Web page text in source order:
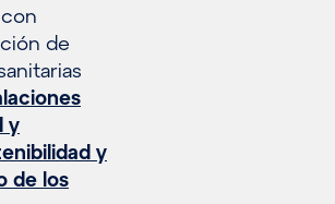
de
y
y
de los